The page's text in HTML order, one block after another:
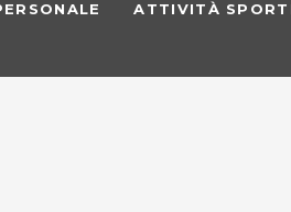
ATTIVITÀ